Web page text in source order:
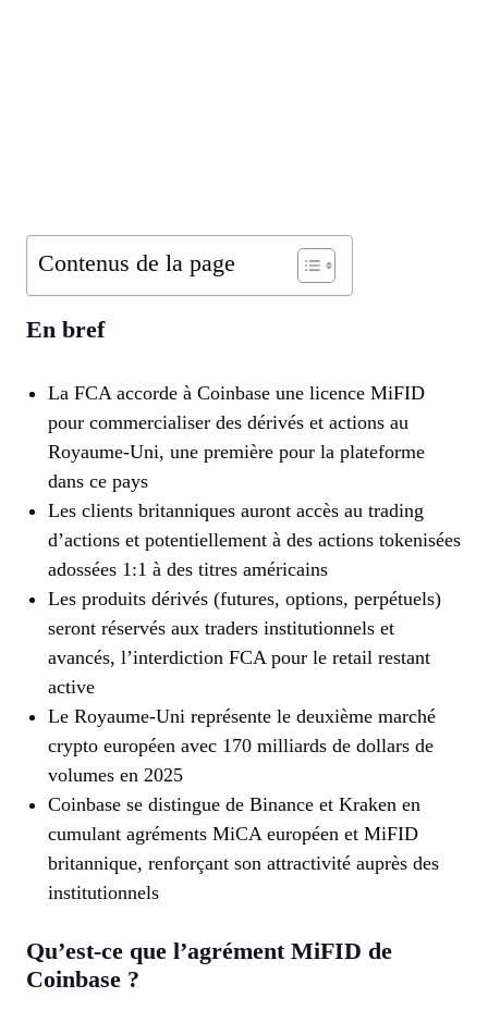
Contenus de la page
En bref
La FCA accorde à Coinbase une licence MiFID
pour commercialiser des dérivés et actions au
Royaume-Uni, une première pour la plateforme
dans ce pays
Les clients britanniques auront accès au trading
d’actions et potentiellement à des actions tokenisées
adossées 1:1 à des titres américains
Les produits dérivés (futures, options, perpétuels)
seront réservés aux traders institutionnels et
avancés, l’interdiction FCA pour le retail restant
active
Le Royaume-Uni représente le deuxième marché
crypto européen avec 170 milliards de dollars de
volumes en 2025
Coinbase se distingue de Binance et Kraken en
cumulant agréments MiCA européen et MiFID
britannique, renforçant son attractivité auprès des
institutionnels
Qu’est-ce que l’agrément MiFID de
Coinbase ?